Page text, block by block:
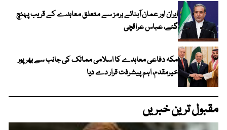
ایران اور عمان آبنائے ہرمز سے متعلق معاہدے کے قریب پہنچ
گئے، عباس عراقچی
مکہ دفاعی معاہدے کا اسلامی ممالک کی جانب سے بھرپور
خیرمقدم، اہم پیشرفت قرار دے دیا
مقبول ترین خبریں